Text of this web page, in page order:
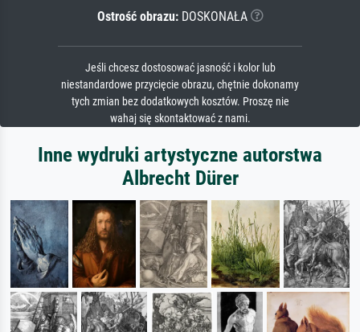
Ostrość obrazu:DOSKONAŁA
Jeśli chcesz dostosować jasność i kolor lub
niestandardowe przycięcie obrazu, chętnie dokonamy
tych zmian bez dodatkowych kosztów. Proszę nie
wahaj się skontaktować z nami.
Inne wydruki artystyczne autorstwa
Albrecht Dürer